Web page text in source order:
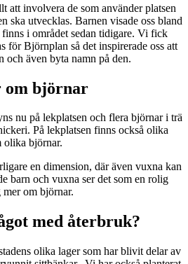
att involvera de som använder platsen
ska utvecklas. Barnen visade oss bland
i området sedan tidigare. Vi fick
för Björnplan så det inspirerade oss att
och även byta namn på den.
om björnar
nu på lekplatsen och flera björnar i trä
På lekplatsen finns också olika
olika björnar.
en dimension, där även vuxna kan
barn och vuxna ser det som en rolig
om björnar.
med återbruk?
olika lager som har blivit delar av